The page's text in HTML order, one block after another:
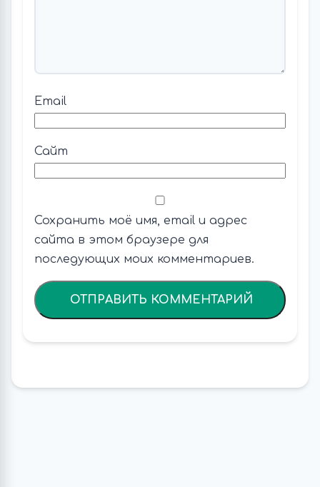
Email
Сайт
Сохранить моё имя, email и адрес
сайта в этом браузере для
последующих моих комментариев.